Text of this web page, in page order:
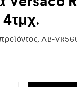
AB-